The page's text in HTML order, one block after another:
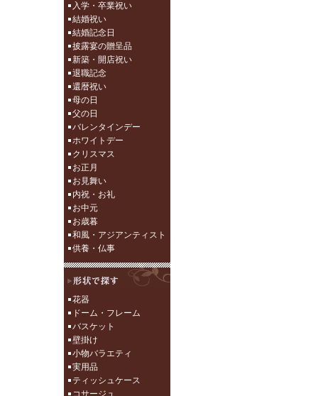
入学・卒業祝い
結婚祝い
結婚記念日
披露宴の贈呈品
新築・開店祝い
退職記念
還暦祝い
母の日
父の日
バレンタインデー
ホワイトデー
クリスマス
お正月
お見舞い
内祝・お礼
お中元
お歳暮
和風・アジアンティスト
供養・仏事
花器
ドーム・フレーム
バスケット
壁掛け
小物バラエティ
実用品
ティッシュケース
コサージュ